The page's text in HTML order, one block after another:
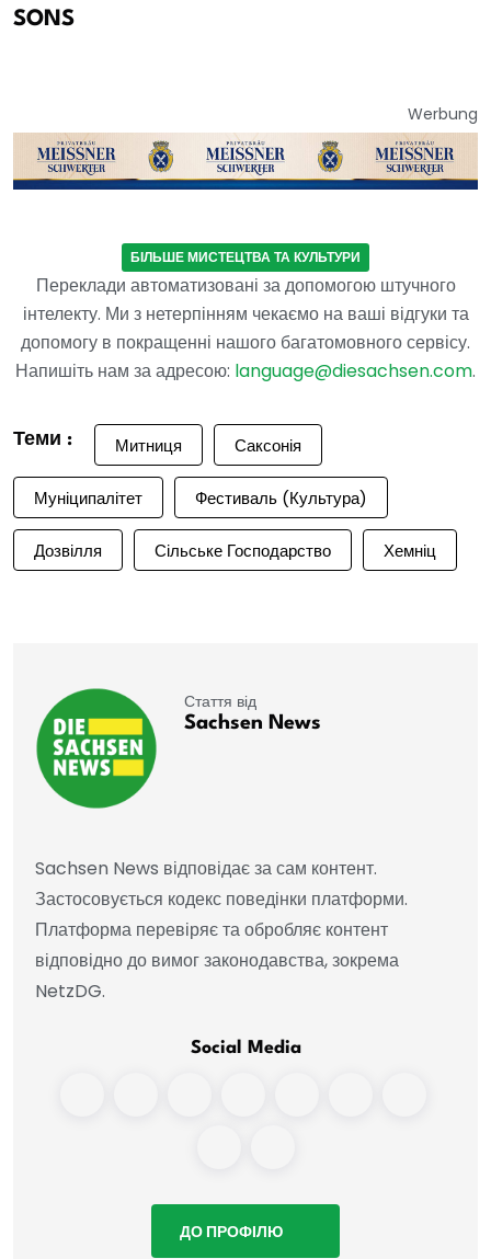
SONS
Werbung
БІЛЬШЕ МИСТЕЦТВА ТА КУЛЬТУРИ
Переклади автоматизовані за допомогою штучного
інтелекту. Ми з нетерпінням чекаємо на ваші відгуки та
допомогу в покращенні нашого багатомовного сервісу.
Напишіть нам за адресою: language@diesachsen.com.
Теми : Митниця Саксонія
Муніципалітет Фестиваль (культура)
Дозвілля Сільське Господарство Хемніц
Стаття від
Sachsen News
Sachsen News відповідає за сам контент.
Застосовується кодекс поведінки платформи.
Платформа перевіряє та обробляє контент
відповідно до вимог законодавства, зокрема
NetzDG.
Social Media
ДО ПРОФІЛЮ